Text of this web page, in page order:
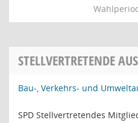
STELLVERTRETENDE
Bau-, Verkehrs- und
SPD Stellvertretendes